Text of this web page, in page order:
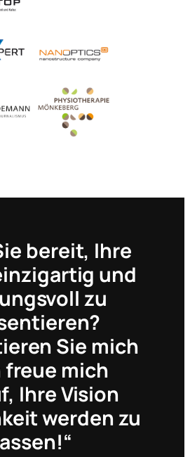
bereit, Ihre
und
zu
Sie mich
freue mich
Ihre Vision
werden zu